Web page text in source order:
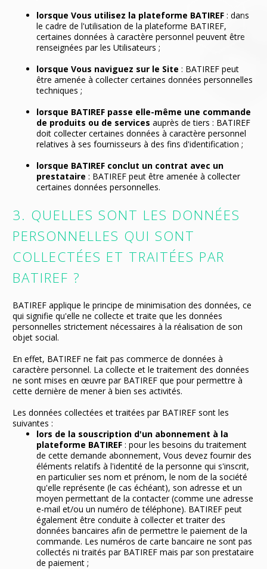
lorsque Vous utilisez la plateforme BATIREF : dans
le cadre de l'utilisation de la plateforme BATIREF,
certaines données à caractère personnel peuvent être
renseignées par les Utilisateurs ;
lorsque Vous naviguez sur le Site : BATIREF peut
être amenée à collecter certaines données personnelles
techniques ;
lorsque BATIREF passe elle-même une commande
de produits ou de services auprès de tiers : BATIREF
doit collecter certaines données à caractère personnel
relatives à ses fournisseurs à des fins d'identification ;
lorsque BATIREF conclut un contrat avec un
prestataire : BATIREF peut être amenée à collecter
certaines données personnelles.
3. QUELLES SONT LES DONNÉES
PERSONNELLES QUI SONT
COLLECTÉES ET TRAITÉES PAR
BATIREF ?
BATIREF applique le principe de minimisation des données, ce
qui signifie qu'elle ne collecte et traite que les données
personnelles strictement nécessaires à la réalisation de son
objet social.
En effet, BATIREF ne fait pas commerce de données à
caractère personnel. La collecte et le traitement des données
ne sont mises en œuvre par BATIREF que pour permettre à
cette dernière de mener à bien ses activités.
Les données collectées et traitées par BATIREF sont les
suivantes :
lors de la souscription d'un abonnement à la
plateforme BATIREF : pour les besoins du traitement
de cette demande abonnement, Vous devez fournir des
éléments relatifs à l'identité de la personne qui s'inscrit,
en particulier ses nom et prénom, le nom de la société
qu'elle représente (le cas échéant), son adresse et un
moyen permettant de la contacter (comme une adresse
e-mail et/ou un numéro de téléphone). BATIREF peut
également être conduite à collecter et traiter des
données bancaires afin de permettre le paiement de la
commande. Les numéros de carte bancaire ne sont pas
collectés ni traités par BATIREF mais par son prestataire
de paiement ;